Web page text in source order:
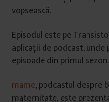
vopsească.
Episodul este pe
aplicații de podcast,
episoade din primul sezon.
mame, podcastul despre
maternitate, este